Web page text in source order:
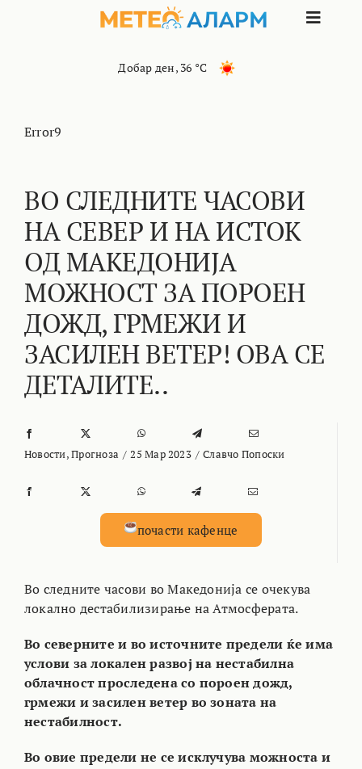
Toggle
ИНТЕРЕСНО
КОНТАКТ
МАРКЕТИНГ
Добар ден, 36 °C
Error9
ВО СЛЕДНИТЕ ЧАСОВИ
НА СЕВЕР И НА ИСТОК
ОД МАКЕДОНИЈА
МОЖНОСТ ЗА ПОРОЕН
ДОЖД, ГРМЕЖИ И
ЗАСИЛЕН ВЕТЕР! ОВА СЕ
ДЕТАЛИТЕ..
Новости,Прогноза / 25 Мар 2023 / Славчо Попоски
почасти кафенце
Во следните часови во Македонија се очекува
локално дестабилизирање на Атмосферата.
Во северните и во источните предели ќе има
услови за локален развој на нестабилна
облачност проследена со пороен дожд,
грмежи и засилен ветер во зоната на
нестабилност.
Во овие предели не се исклучува можноста и